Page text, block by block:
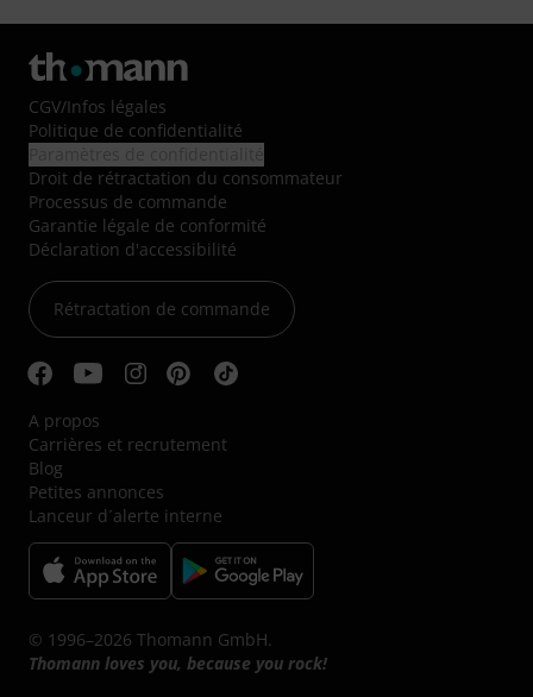
CGV/Infos légales
Politique de confidentialité
Droit de rétractation du consommateur
Processus de commande
Garantie légale de conformité
Déclaration d'accessibilité
Rétractation de commande
A propos
Carrières et recrutement
Blog
Petites annonces
Lanceur d´alerte interne
© 1996–2026 Thomann GmbH.
Thomann loves you, because you rock!